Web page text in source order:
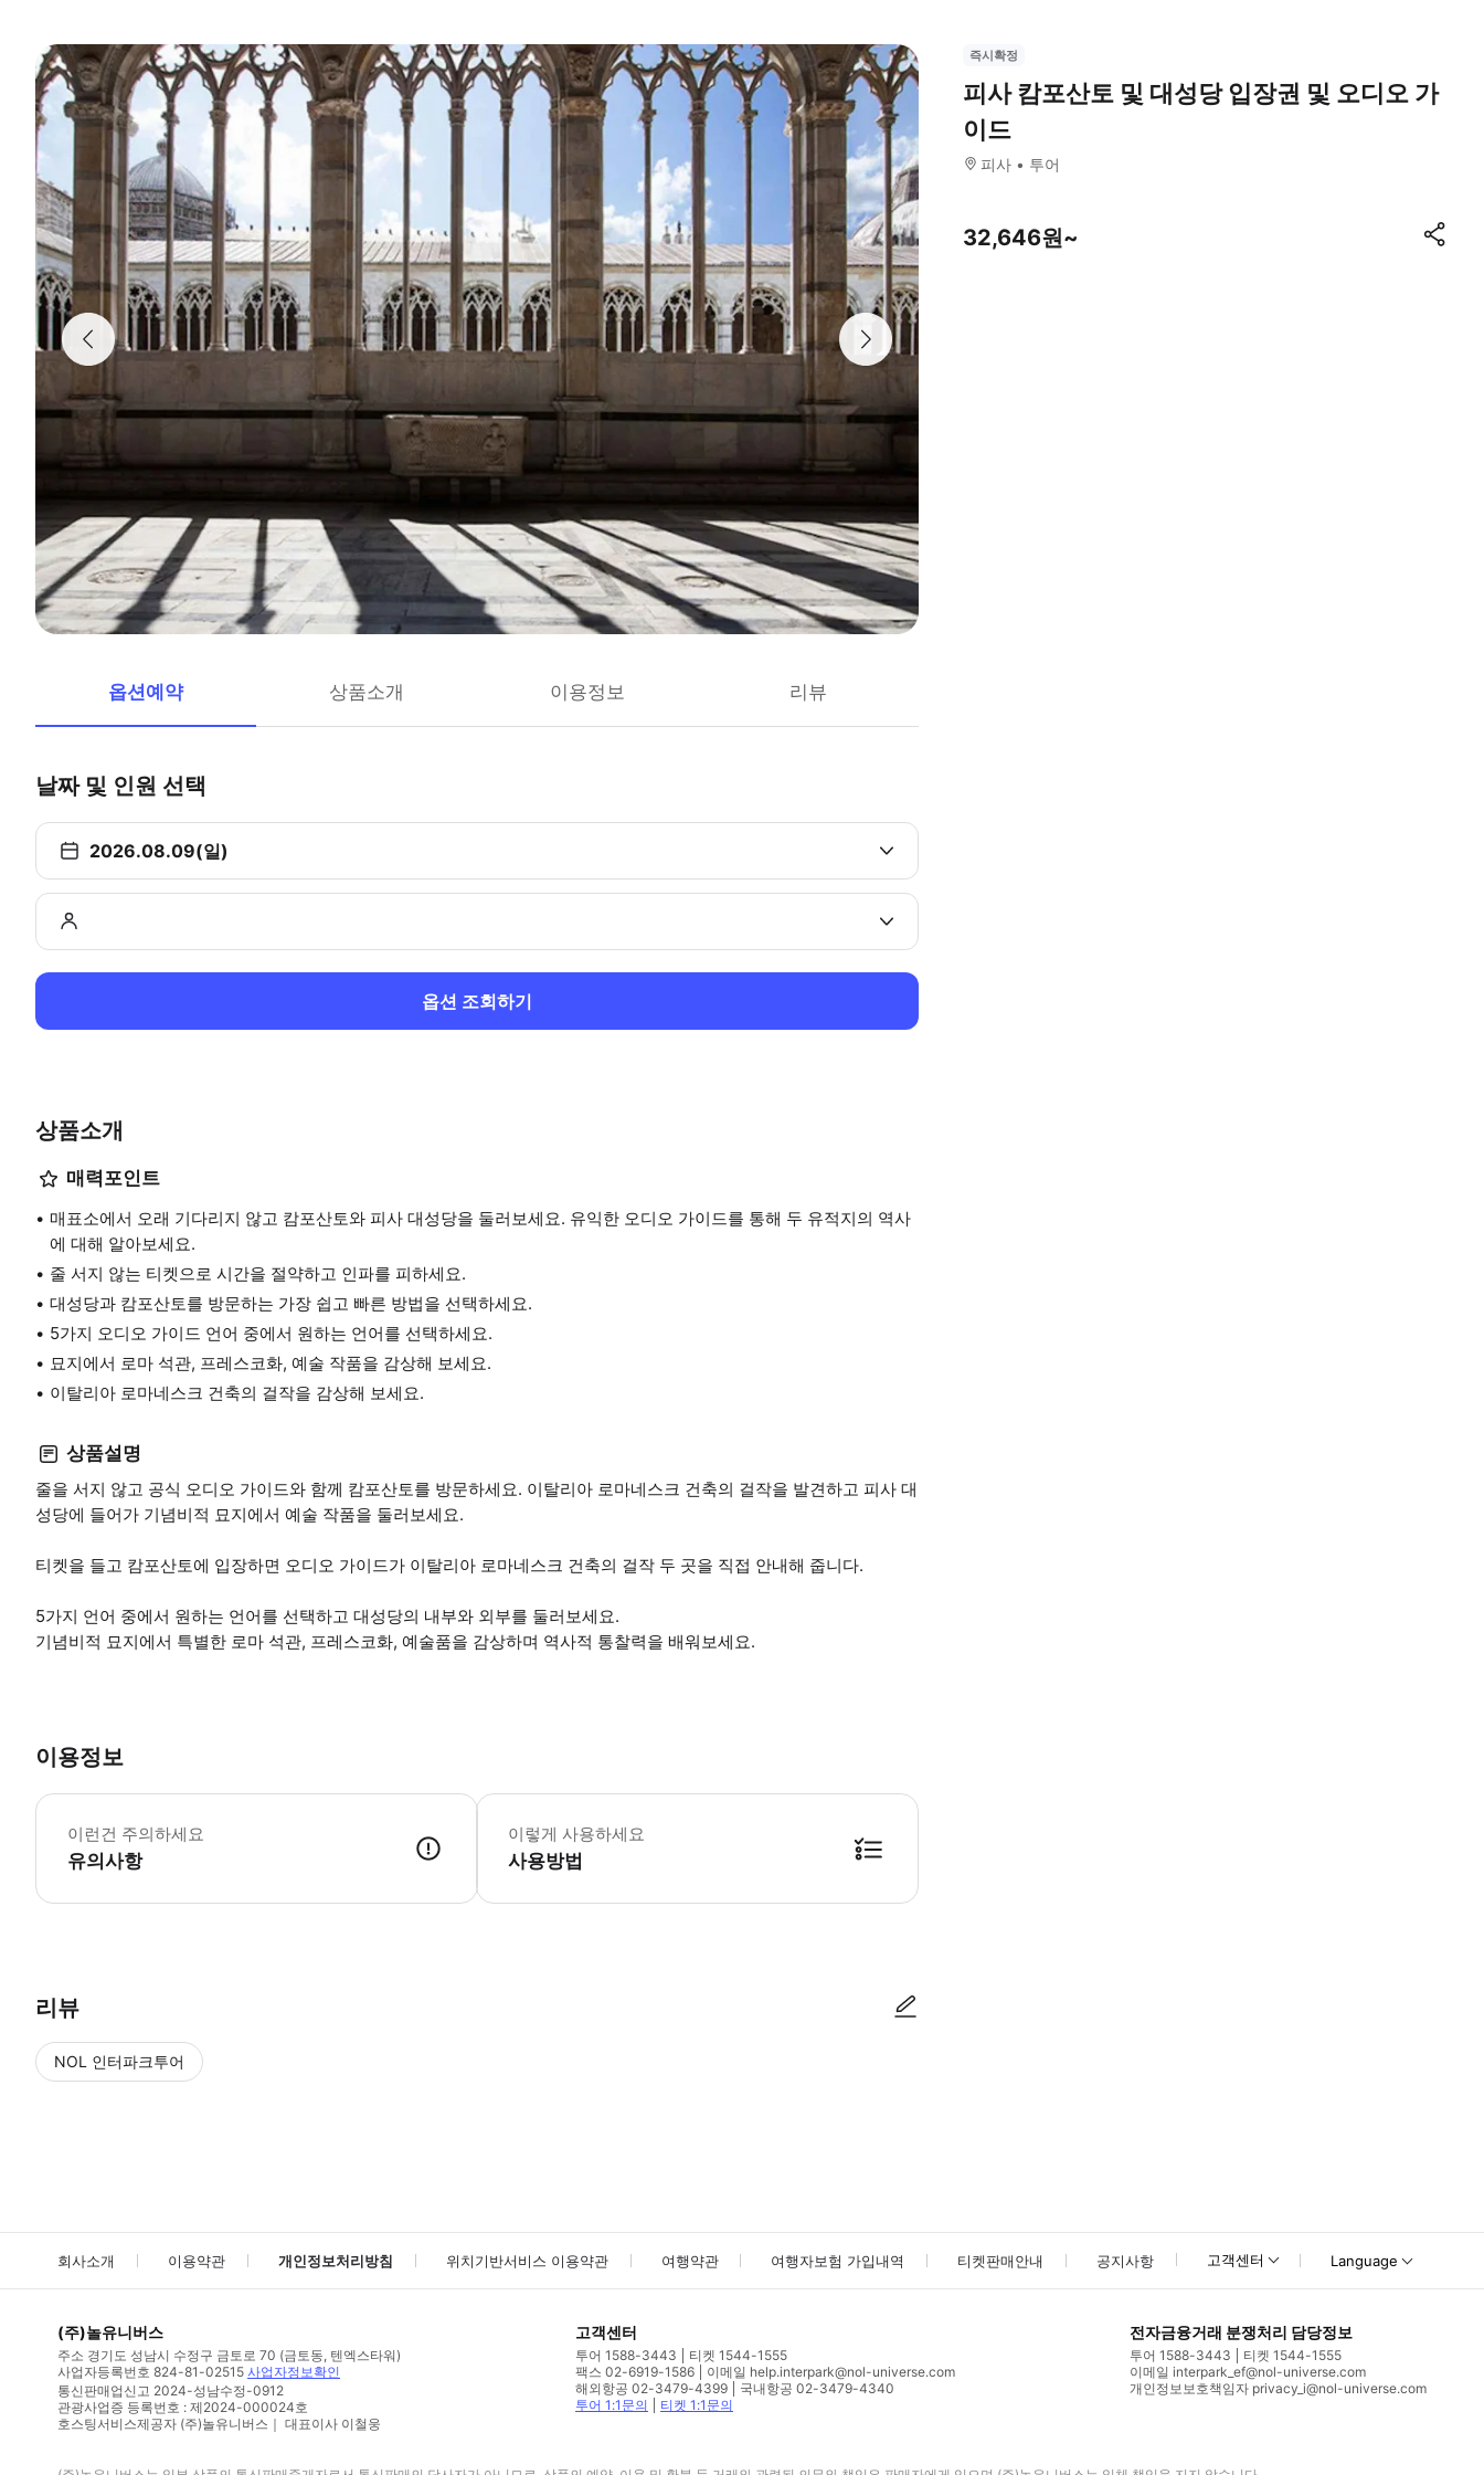
옵션예약 상품소개 이용정보 리뷰
날짜 및 인원 선택
2026.08.09(일)
옵션 조회하기
상품소개
매력포인트
매표소에서 오래 기다리지 않고 캄포산토와 피사 대성당을 둘러보세요. 유익한 오디오 가이드를 통해 두 유적지의 역사
에 대해 알아보세요.
줄 서지 않는 티켓으로 시간을 절약하고 인파를 피하세요.
대성당과 캄포산토를 방문하는 가장 쉽고 빠른 방법을 선택하세요.
5가지 오디오 가이드 언어 중에서 원하는 언어를 선택하세요.
묘지에서 로마 석관, 프레스코화, 예술 작품을 감상해 보세요.
이탈리아 로마네스크 건축의 걸작을 감상해 보세요.
상품설명
줄을 서지 않고 공식 오디오 가이드와 함께 캄포산토를 방문하세요. 이탈리아 로마네스크 건축의 걸작을 발견하고 피사 대
성당에 들어가 기념비적 묘지에서 예술 작품을 둘러보세요.
티켓을 들고 캄포산토에 입장하면 오디오 가이드가 이탈리아 로마네스크 건축의 걸작 두 곳을 직접 안내해 줍니다.
5가지 언어 중에서 원하는 언어를 선택하고 대성당의 내부와 외부를 둘러보세요.
기념비적 묘지에서 특별한 로마 석관, 프레스코화, 예술품을 감상하며 역사적 통찰력을 배워보세요.
이용정보
이런건 주의하세요
유의사항
* 소요시간 : 60분 (옵션에 따라 소요 시간이 다를 수 있으니, 예약 시 확인 부탁드립니다.)
이렇게 사용하세요
사용방법
리뷰
NOL 인터파크투어
즉시확정
피사 캄포산토 및 대성당 입장권 및 오디오 가
이드
피사 투어
32,646원~
회사소개 이용약관 개인정보처리방침 위치기반서비스 이용약관 여행약관 여행자보험 가입내역 티켓판매안내 공지사항 고객센터 Language
(주)놀유니버스
주소 경기도 성남시 수정구 금토로 70 (금토동, 텐엑스타워)
사업자등록번호 824-81-02515 사업자정보확인
통신판매업신고 2024-성남수정-0912
관광사업증 등록번호 : 제2024-000024호
호스팅서비스제공자 (주)놀유니버스｜ 대표이사 이철웅
고객센터
투어 1588-3443
티켓 1544-1555
팩스 02-6919-1586
이메일 help.interpark@nol-universe.com
해외항공 02-3479-4399
국내항공 02-3479-4340
투어 1:1문의
티켓 1:1문의
전자금융거래 분쟁처리 담당정보
투어 1588-3443
티켓 1544-1555
이메일 interpark_ef@nol-universe.com
개인정보보호책임자 privacy_i@nol-universe.com